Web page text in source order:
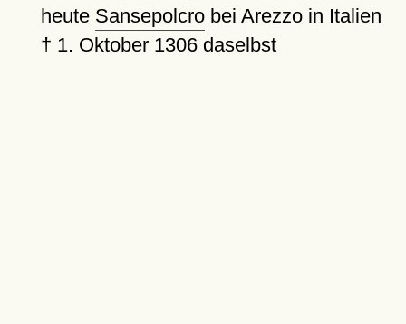
heute Sansepolcrobei Arezzo in Italien
† 1. Oktober 1306daselbst